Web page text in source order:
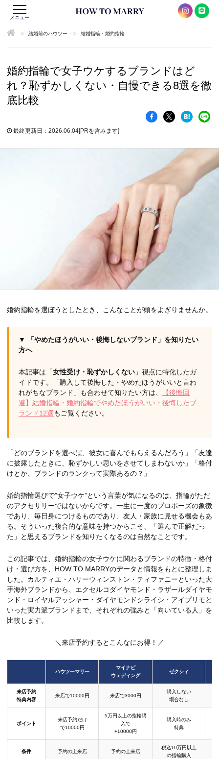
メニュー
> 結婚前のハウツー > 結婚指輪・婚約指輪
婚約指輪で女子ウケするブランドはど
れ？恥ずかしくない・自慢できる8選を徹
底比較
最終更新日：2026.06.04[PRを含みます]
婚約指輪を選ぼうとしたとき、こんなことが頭をよぎりませんか。
▼ 「やめたほうがいい・後悔しないブランド」を知りたい
方へ
本記事は「女性受け・恥ずかしくない 」視点に特化したガ
イドです。「購入して後悔した・やめたほうがいいと言わ
れがちなブランド」も合わせて知りたい方は、
【後悔回
避】結婚指輪・婚約指輪でやめたほうがいい・後悔したブ
ランド12選もご覧ください。
「どのブランドを選べば、彼女に喜んでもらえるんだろう」「友達
に披露したときに、恥ずかしい思いをさせてしまわないか」「格付
けとか、ブランドのランクって実際あるの？」
婚約指輪選びで”女子ウケ”という言葉が気になるのは、指輪がただ
のアクセサリーではないからです。一生に一度のプロポーズの象徴
であり、毎日身につけるものであり、友人・家族に見せる機会もあ
る。そういった複合的な意味を持つからこそ、「選んで正解だっ
た」と思えるブランドを知りたくなるのは自然なことです。
この記事では、婚約指輪の女子ウケに関わるブランドの特徴・格付
け・選び方を、HOW TO MARRYのデータと情報をもとに整理しま
した。カルティエ・ハリーウィンストン・ティファニーといった大
手海外ブランドから、エクセルコダイヤモンド・ラザールダイヤモ
ンド・ロイヤルアッシャー・ダイヤモンドシライシ・アイプリモと
いった実力派ブランドまで、それぞれの強みと「向いている人」を
比較します。
＼来店予約するとこんなにお得！／
ハウツーマリー
マイナビ
ウェディング
ゼクシィ
来店予約
特典内容
来店で10000円 来店で3000円
購入しない
場合なし
ポイント
来店予約だけ
で10000円
5万円以上の指輪購
入で
+10000円
購入時のみ
特典
条件 予約の上来店 予約の上来店
税込10万円以上
の指輪購入